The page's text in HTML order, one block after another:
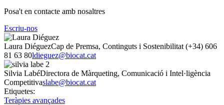
Posa't en contacte amb nosaltres
Escriu-nos
Laura DiéguezCap de Premsa, Continguts i Sostenibilitat (+34) 606
81 63 80ldieguez@biocat.cat
Silvia LabéDirectora de Màrqueting, Comunicació i Intel·ligència
Competitivaslabe@biocat.cat
Etiquetes:
Teràpies avançades